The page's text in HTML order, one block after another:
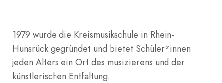
1979 wurde die Kreismusikschule in Rhein-
Hunsrück gegründet und bietet Schüler*innen
jeden Alters ein Ort des musizierens und der
künstlerischen Entfaltung.